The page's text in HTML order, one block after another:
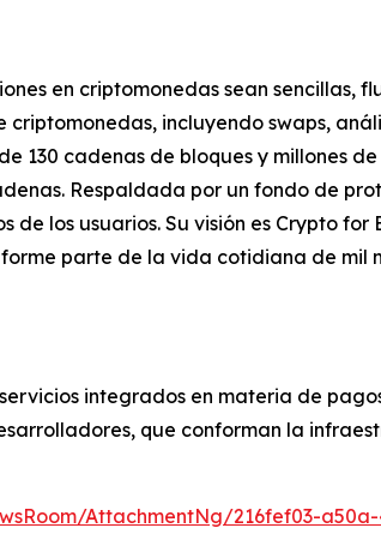
en criptomonedas sean sencillas,
incluyendo swaps,
130 cadenas de bloques y millones
Respaldada por un fondo de
los usuarios. Su visión es Crypto for
parte de la vida cotidiana de mil
integrados en materia de
que conforman la
AttachmentNg/216fef03-